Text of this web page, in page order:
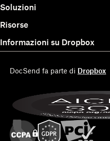
Soluzioni
Risorse
Informazioni su Dropbox
DocSend fa parte di Dropbox